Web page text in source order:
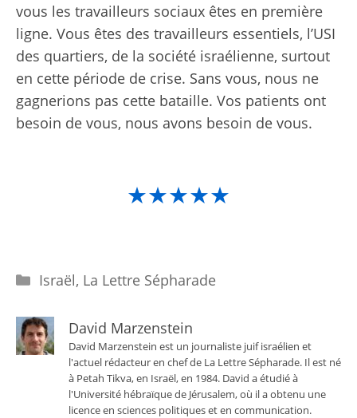
vous les travailleurs sociaux êtes en première
ligne. Vous êtes des travailleurs essentiels, l’USI
des quartiers, de la société israélienne, surtout
en cette période de crise. Sans vous, nous ne
gagnerions pas cette bataille. Vos patients ont
besoin de vous, nous avons besoin de vous.
★★★★★
Catégories
Israël, La Lettre Sépharade
David Marzenstein
David Marzenstein est un journaliste juif israélien et
l'actuel rédacteur en chef de La Lettre Sépharade. Il est né
à Petah Tikva, en Israël, en 1984. David a étudié à
l'Université hébraïque de Jérusalem, où il a obtenu une
licence en sciences politiques et en communication.